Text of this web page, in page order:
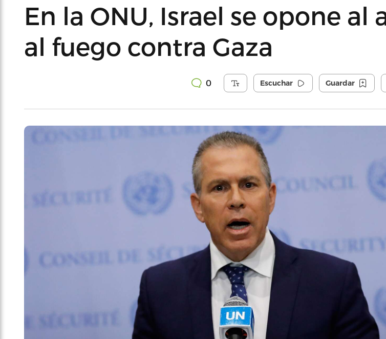
En la ONU, Israel se opone al
al fuego contra Gaza
0 Escuchar Guardar